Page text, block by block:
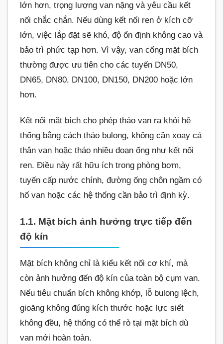
lớn hơn, trọng lượng van nặng và yêu cầu kết
nối chắc chắn. Nếu dùng kết nối ren ở kích cỡ
lớn, việc lắp đặt sẽ khó, độ ổn định không cao và
bảo trì phức tạp hơn. Vì vậy, van cổng mặt bích
thường được ưu tiên cho các tuyến DN50,
DN65, DN80, DN100, DN150, DN200 hoặc lớn
hơn.
Kết nối mặt bích cho phép tháo van ra khỏi hệ
thống bằng cách tháo bulong, không cần xoay cả
thân van hoặc tháo nhiều đoạn ống như kết nối
ren. Điều này rất hữu ích trong phòng bơm,
tuyến cấp nước chính, đường ống chôn ngầm có
hố van hoặc các hệ thống cần bảo trì định kỳ.
1.1. Mặt bích ảnh hưởng trực tiếp đến
độ kín
Mặt bích không chỉ là kiểu kết nối cơ khí, mà
còn ảnh hưởng đến độ kín của toàn bộ cụm van.
Nếu tiêu chuẩn bích không khớp, lỗ bulong lệch,
gioăng không đúng kích thước hoặc lực siết
không đều, hệ thống có thể rò tại mặt bích dù
van mới hoàn toàn.